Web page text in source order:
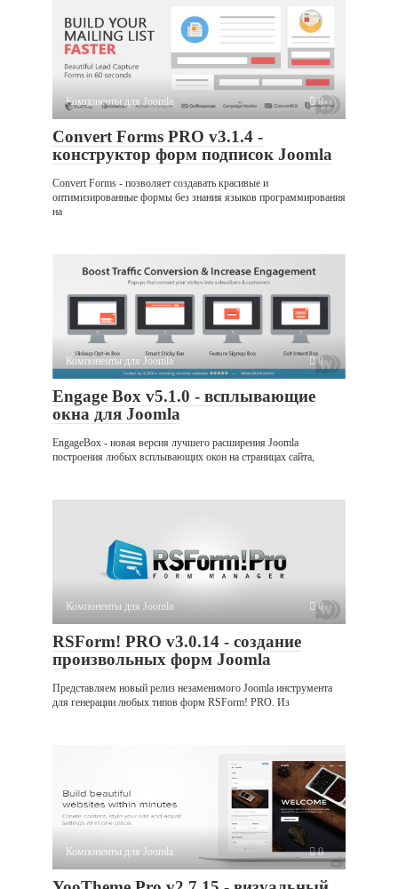
Компоненты для Joomla 0
Convert Forms PRO v3.1.4 -
конструктор форм подписок Joomla
Convert Forms - позволяет создавать красивые и
оптимизированные формы без знания языков программирования
на
Компоненты для Joomla 0
Engage Box v5.1.0 - всплывающие
окна для Joomla
EngageBox - новая версия лучшего расширения Joomla
построения любых всплывающих окон на страницах сайта,
Компоненты для Joomla 0
RSForm! PRO v3.0.14 - создание
произвольных форм Joomla
Представляем новый релиз незаменимого Joomla инструмента
для генерации любых типов форм RSForm! PRO. Из
Компоненты для Joomla 0